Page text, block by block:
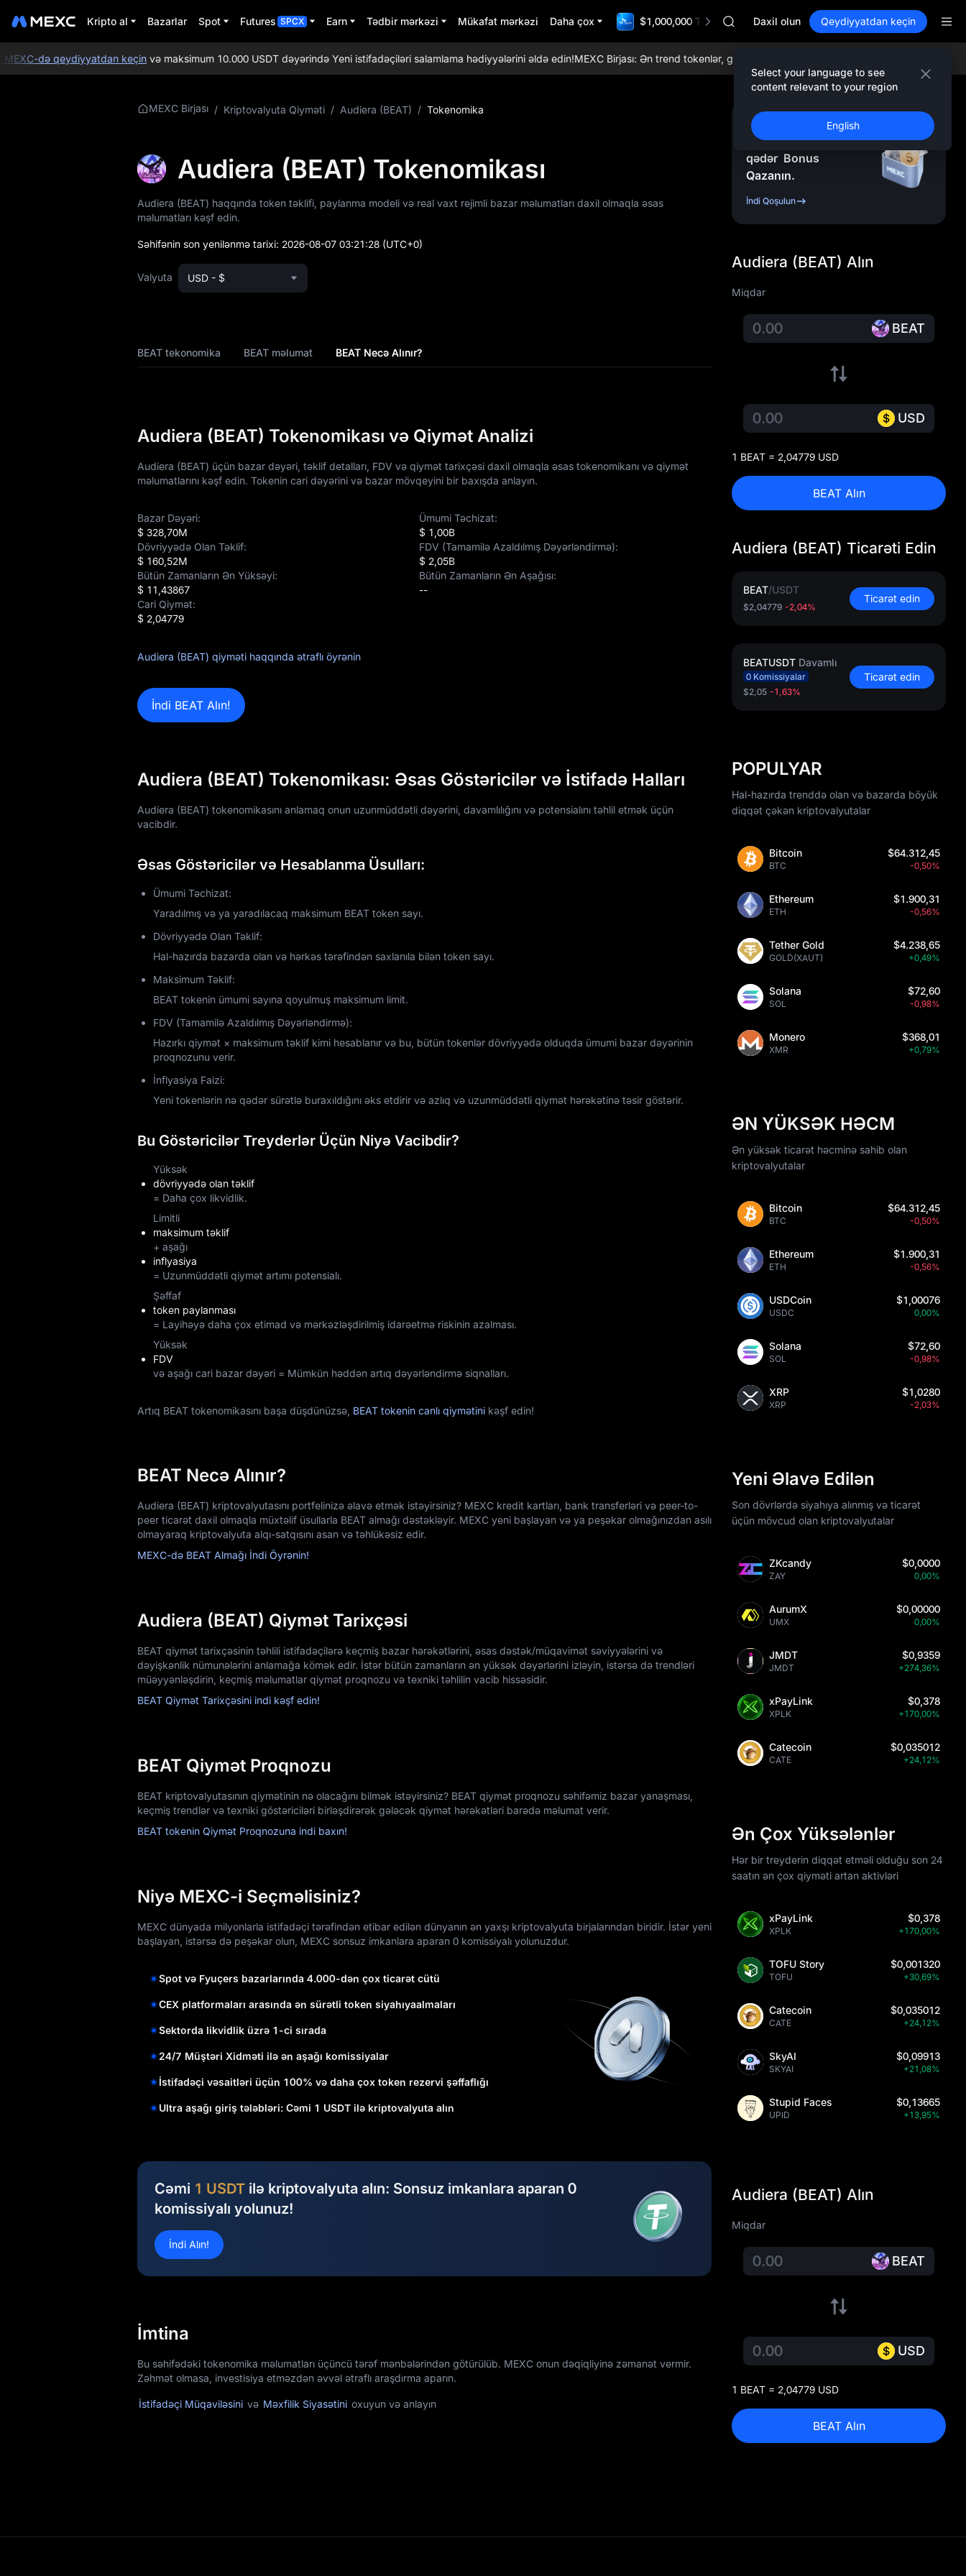
Kripto al Bazarlar Spot Futures SPCX Earn Tədbir mərkəzi Mükafat mərkəzi Daha çox $1,000,000 TradFi GalaSPCX
UNITREE
Unitree Future Now Live
SPCX
CASHCAT
UNITREE
Unitree Future Now Live
Daxil olun Qeydiyyatdan keçin
Select your language to see
content relevant to your region
English
də qeydiyyatdan keçinvə maksimum 10.000 USDT dəyərində Yeni istifadəçiləri salamlama hədiyyələrini əldə edin!MEXC Birjası: Ən trend tokenlər, gündəlik airdroplar, dünyada ən aşağı ticarət
MEXC Birjası / Kriptovalyuta Qiyməti / Audiera (BEAT) / Tokenomika
Audiera (BEAT) Tokenomikası
Audiera (BEAT) haqqında token təklifi, paylanma modeli və real vaxt rejimli bazar məlumatları daxil olmaqla əsas
məlumatları kəşf edin.
Səhifənin son yenilənmə tarixi: 2026-08-07 03:21:28 (UTC+0)
Valyuta USD - $
BEAT tekonomika BEAT məlumat BEAT Necə Alınır?
Audiera (BEAT) Tokenomikası və Qiymət Analizi
Audiera (BEAT) üçün bazar dəyəri, təklif detalları, FDV və qiymət tarixçəsi daxil olmaqla əsas tokenomikanı və qiymət
məlumatlarını kəşf edin. Tokenin cari dəyərini və bazar mövqeyini bir baxışda anlayın.
Bazar Dəyəri:
$ 328,70M
Ümumi Təchizat:
$ 1,00B
Dövriyyədə Olan Təklif:
$ 160,52M
FDV (Tamamilə Azaldılmış Dəyərləndirmə):
$ 2,05B
Bütün Zamanların Ən Yüksəyi:
$ 11,43867
Bütün Zamanların Ən Aşağısı:
--
Cari Qiymət:
$ 2,04779
Audiera (BEAT) qiyməti haqqında ətraflı öyrənin
İndi BEAT Alın!
Audiera (BEAT) Tokenomikası: Əsas Göstəricilər və İstifadə Halları
Audiera (BEAT) tokenomikasını anlamaq onun uzunmüddətli dəyərini, davamlılığını və potensialını təhlil etmək üçün
vacibdir.
Əsas Göstəricilər və Hesablanma Üsulları:
Ümumi Təchizat:
Yaradılmış və ya yaradılacaq maksimum BEAT token sayı.
Dövriyyədə Olan Təklif:
Hal-hazırda bazarda olan və hərkəs tərəfindən saxlanıla bilən token sayı.
Maksimum Təklif:
BEAT tokenin ümumi sayına qoyulmuş maksimum limit.
FDV (Tamamilə Azaldılmış Dəyərləndirmə):
Hazırkı qiymət × maksimum təklif kimi hesablanır və bu, bütün tokenlər dövriyyədə olduqda ümumi bazar dəyərinin
proqnozunu verir.
İnflyasiya Faizi:
Yeni tokenlərin nə qədər sürətlə buraxıldığını əks etdirir və azlıq və uzunmüddətli qiymət hərəkətinə təsir göstərir.
Bu Göstəricilər Treyderlər Üçün Niyə Vacibdir?
Yüksək
dövriyyədə olan təklif
= Daha çox likvidlik.
Limitli
maksimum təklif
+ aşağı
inflyasiya
= Uzunmüddətli qiymət artımı potensialı.
Şəffaf
token paylanması
= Layihəyə daha çox etimad və mərkəzləşdirilmiş idarəetmə riskinin azalması.
Yüksək
FDV
və aşağı cari bazar dəyəri = Mümkün həddən artıq dəyərləndirmə siqnalları.
Artıq BEAT tokenomikasını başa düşdünüzsə, BEAT tokenin canlı qiymətini kəşf edin!
BEAT Necə Alınır?
Audiera (BEAT) kriptovalyutasını portfelinizə əlavə etmək istəyirsiniz? MEXC kredit kartları, bank transferləri və peer-to-
peer ticarət daxil olmaqla müxtəlif üsullarla BEAT almağı dəstəkləyir. MEXC yeni başlayan və ya peşəkar olmağınızdan asılı
olmayaraq kriptovalyuta alqı-satqısını asan və təhlükəsiz edir.
MEXC-də BEAT Almağı İndi Öyrənin!
Audiera (BEAT) Qiymət Tarixçəsi
BEAT qiymət tarixçəsinin təhlili istifadəçilərə keçmiş bazar hərəkətlərini, əsas dəstək/müqavimət səviyyələrini və
dəyişkənlik nümunələrini anlamağa kömək edir. İstər bütün zamanların ən yüksək dəyərlərini izləyin, istərsə də trendləri
müəyyənləşdirin, keçmiş məlumatlar qiymət proqnozu və texniki təhlilin vacib hissəsidir.
BEAT Qiymət Tarixçəsini indi kəşf edin!
BEAT Qiymət Proqnozu
BEAT kriptovalyutasının qiymətinin nə olacağını bilmək istəyirsiniz? BEAT qiymət proqnozu səhifəmiz bazar yanaşması,
keçmiş trendlər və texniki göstəriciləri birləşdirərək gələcək qiymət hərəkətləri barədə məlumat verir.
BEAT tokenin Qiymət Proqnozuna indi baxın!
Niyə MEXC-i Seçməlisiniz?
MEXC dünyada milyonlarla istifadəçi tərəfindən etibar edilən dünyanın ən yaxşı kriptovalyuta birjalarından biridir. İstər yeni
başlayan, istərsə də peşəkar olun, MEXC sonsuz imkanlara aparan 0 komissiyalı yolunuzdur.
Spot və Fyuçers bazarlarında 4.000-dən çox ticarət cütü
CEX platformaları arasında ən sürətli token siyahıyaalmaları
Sektorda likvidlik üzrə 1-ci sırada
24/7 Müştəri Xidməti ilə ən aşağı komissiyalar
İstifadəçi vəsaitləri üçün 100% və daha çox token rezervi şəffaflığı
Ultra aşağı giriş tələbləri: Cəmi 1 USDT ilə kriptovalyuta alın
Cəmi 1 USDT ilə kriptovalyuta alın: Sonsuz imkanlara aparan 0
komissiyalı yolunuz!
İndi Alın!
İmtina
Bu səhifədəki tokenomika məlumatları üçüncü tərəf mənbələrindən götürülüb. MEXC onun dəqiqliyinə zəmanət vermir.
Zəhmət olmasa, investisiya etməzdən əvvəl ətraflı araşdırma aparın.
İstifadəçi Müqaviləsini və Məxfilik Siyasətini oxuyun və anlayın
Qeydiyyatdan Keçin
və 10.000USDT -ə
qədər Bonus
Qazanın.
İndi Qoşulun
Audiera (BEAT) Alın
Miqdar
BEAT
USD
1 BEAT = 2,04779 USD
BEAT Alın
Audiera (BEAT) Ticarəti Edin
BEAT/USDT
$2,04779 -2,04%
Ticarət edin
BEATUSDT Davamlı
0 Komissiyalar
$2,05 -1,63%
Ticarət edin
POPULYAR
Hal-hazırda trenddə olan və bazarda böyük
diqqət çəkən kriptovalyutalar
Bitcoin
BTC
$64.312,45
-0,50%
Ethereum
ETH
$1.900,31
-0,56%
Tether Gold
GOLD(XAUT)
$4.238,65
+0,49%
Solana
SOL
$72,60
-0,98%
Monero
XMR
$368,01
+0,79%
ƏN YÜKSƏK HƏCM
Ən yüksək ticarət həcminə sahib olan
kriptovalyutalar
Bitcoin
BTC
$64.312,45
-0,50%
Ethereum
ETH
$1.900,31
-0,56%
USDCoin
USDC
$1,00076
0,00%
Solana
SOL
$72,60
-0,98%
XRP
XRP
$1,0280
-2,03%
Yeni Əlavə Edilən
Son dövrlərdə siyahıya alınmış və ticarət
üçün mövcud olan kriptovalyutalar
ZKcandy
ZAY
$0,0000
0,00%
AurumX
UMX
$0,00000
0,00%
JMDT
JMDT
$0,9359
+274,36%
xPayLink
XPLK
$0,378
+170,00%
Catecoin
CATE
$0,035012
+24,12%
Ən Çox Yüksələnlər
Hər bir treyderin diqqət etməli olduğu son 24
saatın ən çox qiyməti artan aktivləri
xPayLink
XPLK
$0,378
+170,00%
TOFU Story
TOFU
$0,001320
+30,69%
Catecoin
CATE
$0,035012
+24,12%
SkyAI
SKYAI
$0,09913
+21,08%
Stupid Faces
UPID
$0,13665
+13,95%
Audiera (BEAT) Alın
Miqdar
BEAT
USD
1 BEAT = 2,04779 USD
BEAT Alın